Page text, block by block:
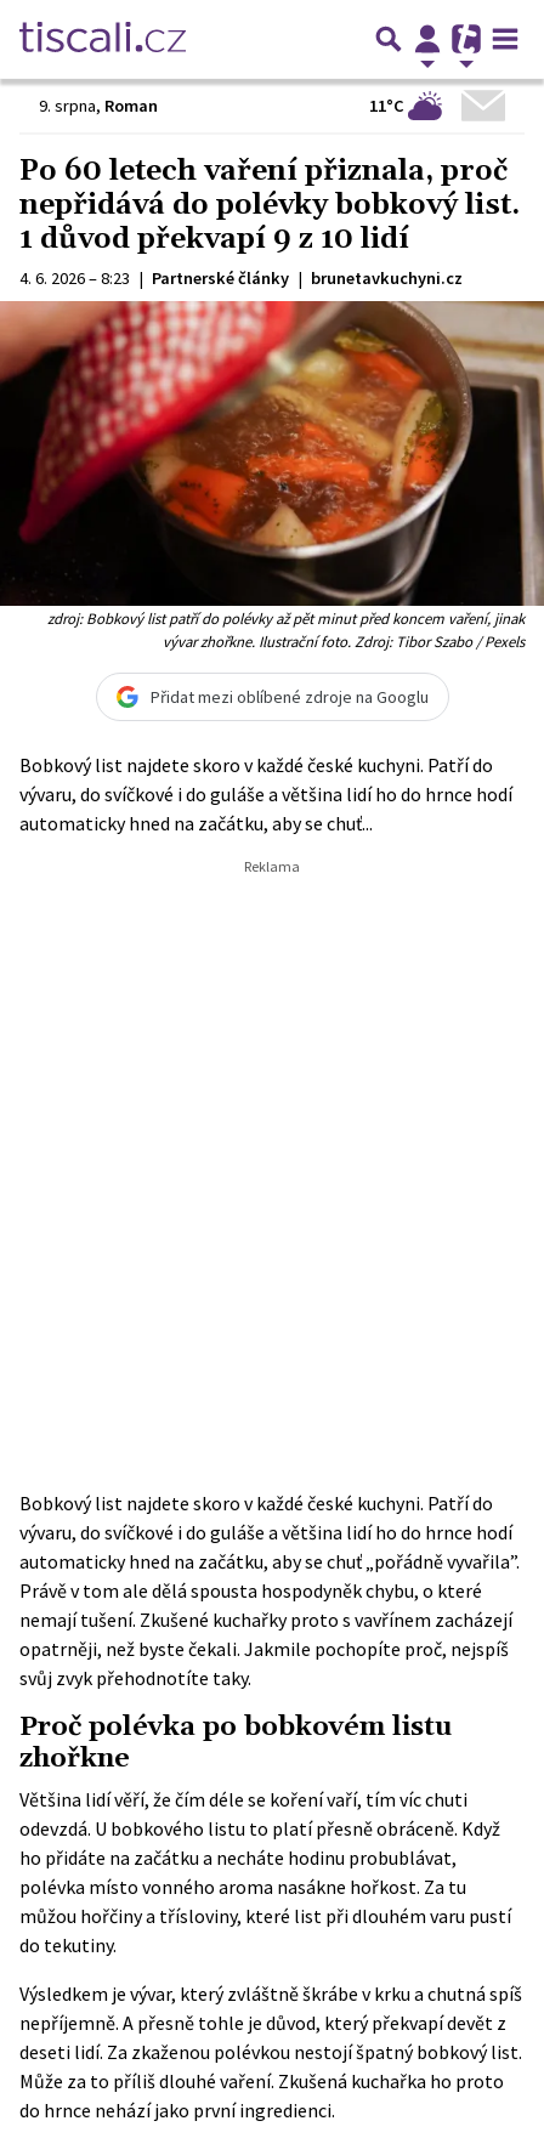
9. srpna, Roman 11°C
Po 60 letech vaření přiznala, proč
nepřidává do polévky bobkový list.
1 důvod překvapí 9 z 10 lidí
4. 6. 2026 – 8:23 | Partnerské články | brunetavkuchyni.cz
zdroj: Bobkový list patří do polévky až pět minut před koncem vaření, jinak
vývar zhořkne. Ilustrační foto. Zdroj: Tibor Szabo / Pexels
Přidat mezi oblíbené zdroje na Googlu
Bobkový list najdete skoro v každé české kuchyni. Patří do
vývaru, do svíčkové i do guláše a většina lidí ho do hrnce hodí
automaticky hned na začátku, aby se chuť...
Bobkový list najdete skoro v každé české kuchyni. Patří do
vývaru, do svíčkové i do guláše a většina lidí ho do hrnce hodí
automaticky hned na začátku, aby se chuť „pořádně vyvařila”.
Právě v tom ale dělá spousta hospodyněk chybu, o které
nemají tušení. Zkušené kuchařky proto s vavřínem zacházejí
opatrněji, než byste čekali. Jakmile pochopíte proč, nejspíš
svůj zvyk přehodnotíte taky.
Proč polévka po bobkovém listu
zhořkne
Většina lidí věří, že čím déle se koření vaří, tím víc chuti
odevzdá. U bobkového listu to platí přesně obráceně. Když
ho přidáte na začátku a necháte hodinu probublávat,
polévka místo vonného aroma nasákne hořkost. Za tu
můžou hořčiny a třísloviny, které list při dlouhém varu pustí
do tekutiny.
Výsledkem je vývar, který zvláštně škrábe v krku a chutná spíš
nepříjemně. A přesně tohle je důvod, který překvapí devět z
deseti lidí. Za zkaženou polévkou nestojí špatný bobkový list.
Může za to příliš dlouhé vaření. Zkušená kuchařka ho proto
do hrnce nehází jako první ingredienci.